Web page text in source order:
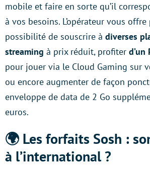
mobile et faire en sorte qu’il
à vos besoins. L’opérateur vous
possibilité de souscrire à diverses
streaming à prix réduit, profiter d’un
pour jouer via le Cloud Gaming sur
ou encore augmenter de façon
enveloppe de data de 2 Go
euros.
🌍 Les forfaits Sosh :
à l’international ?